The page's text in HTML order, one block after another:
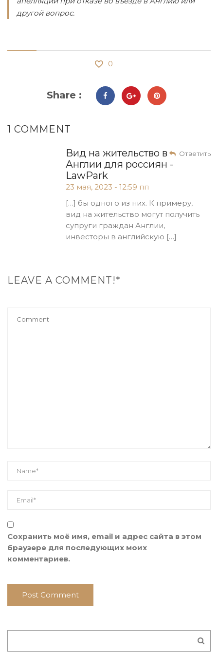
другой вопрос.
0
Share :
1 COMMENT
Вид на жительство в
Англии для россиян -
LawPark
23 мая, 2023 - 12:59 пп
[…] бы одного из них. К примеру,
вид на жительство могут получить
супруги граждан Англии,
инвесторы в английскую […]
Ответить
LEAVE A COMMENT!*
Сохранить моё имя, email и адрес сайта в этом
браузере для последующих моих
комментариев.